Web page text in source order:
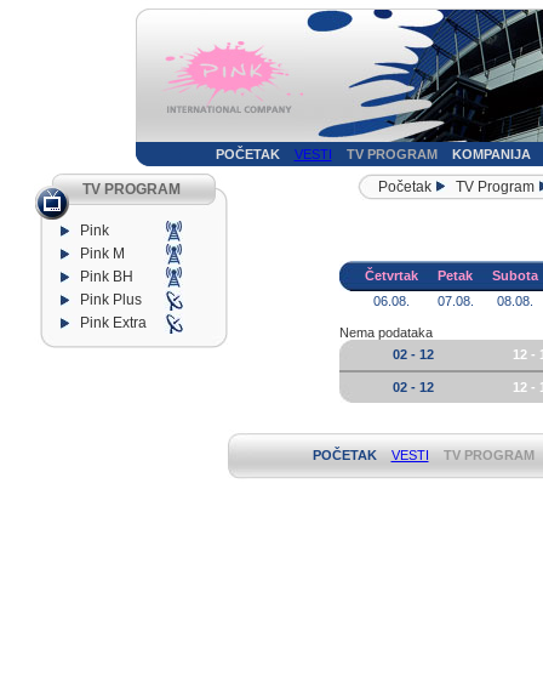
POČETAK VESTI TV PROGRAM KOMPANIJA
TV PROGRAM
Pink
Pink M
Pink BH
Pink Plus
Pink Extra
Početak TV Program
Četvrtak Petak
Subota
06.08.
07.08. 08.08.
Nema podataka
02 - 12
12 -
02 - 12 12 -
POČETAK VESTI TV PROGRAM